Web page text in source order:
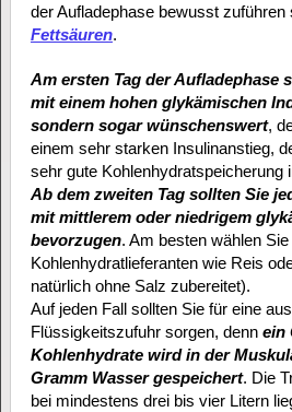
der Aufladephase bewusst zuführen
Fettsäuren.
Am ersten Tag der Aufladephase
mit einem hohen glykämischen
sondern sogar wünschenswert,
einem sehr starken Insulinanstieg,
sehr gute Kohlenhydratspeicherung
Ab dem zweiten Tag sollten Sie
mit mittlerem oder niedrigem
bevorzugen. Am besten wählen
Kohlenhydratlieferanten wie Reis
natürlich ohne Salz zubereitet).
Auf jeden Fall sollten Sie für eine
Flüssigkeitszufuhr sorgen, denn ein
Kohlenhydrate wird in der
Gramm Wasser gespeichert. Die
bei mindestens drei bis vier Litern